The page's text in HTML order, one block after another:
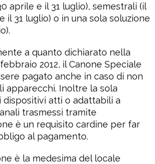
aprile e il 31 luglio), semestrali (il
il 31 luglio) o in una sola soluzione
a quanto dichiarato nella
2012, il Canone Speciale
pagato anche in caso di non
apparecchi. Inoltre la sola
dispositivi atti o adattabili a
trasmessi tramite
è un requisito cardine per far
al pagamento.
è la medesima del locale